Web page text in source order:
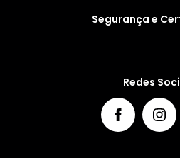
Segurança e
Redes